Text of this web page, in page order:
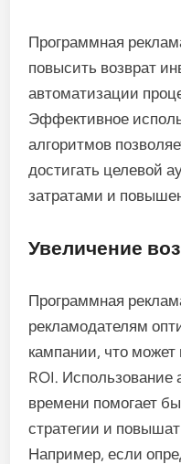
Программная
повысить возврат
автоматизации
Эффективное
алгоритмов
достигать целевой
затратами и
Увеличение
Программная
рекламодателям
кампании, что
ROI. Использование
времени помогает
стратегии и
Например, если